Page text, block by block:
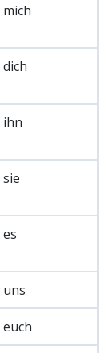
mich
dich
ihn
sie
es
uns
euch